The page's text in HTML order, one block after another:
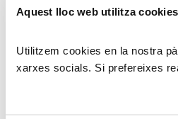
Aquest lloc web utilitza cookies
Utilitzem cookies en la nostra
xarxes socials. Si prefereixes